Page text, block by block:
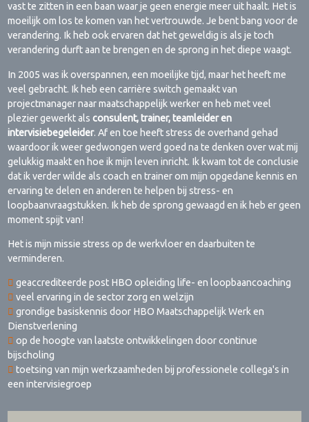
vast te zitten in een baan waar je geen energie meer uit haalt. Het is
moeilijk om los te komen van het vertrouwde. Je bent bang voor de
verandering. Ik heb ook ervaren dat het geweldig is als je toch
verandering durft aan te brengen en de sprong in het diepe waagt.
​In 2005 was ik overspannen, een moeilijke tijd, maar het heeft me
veel gebracht. Ik heb een carrière switch gemaakt van
projectmanager naar maatschappelijk werker en heb met veel
plezier gewerkt alsconsulent, trainer, teamleider en
intervisiebegeleider. Af en toe heeft stress de overhand gehad
waardoor ik weer gedwongen werd goed na te denken over wat mij
gelukkig maakt en hoe ik mijn leven inricht. Ik kwam tot de conclusie
dat ik verder wilde als coach en trainer om mijn opgedane kennis en
ervaring te delen en anderen te helpen bij stress- en
loopbaanvraagstukken. Ik heb de sprong gewaagd en ik heb er geen
moment spijt van!
Het is mijn missie stress op de werkvloer en daarbuiten te
verminderen.
geaccrediteerde post HBO opleiding life- en loopbaancoaching
veel ervaring in de sector zorg en welzijn
grondige basiskennis door HBO Maatschappelijk Werk en
Dienstverlening
op de hoogte van laatste ontwikkelingen door continue
bijscholing
toetsing van mijn werkzaamheden bij professionele collega's in
een intervisiegroep